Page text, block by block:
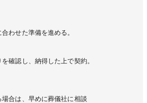
わせた準備を進める。
確認し、納得した上で契約。
合は、早めに葬儀社に相談